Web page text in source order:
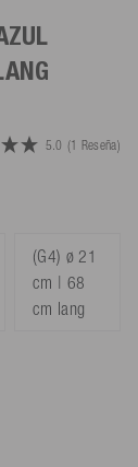
5.0 (1 Reseña)
(G4) ø 21
cm | 68
cm lang